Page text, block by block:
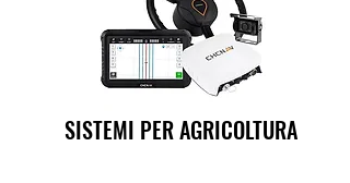
SISTEMI PER AGRICOLTURA